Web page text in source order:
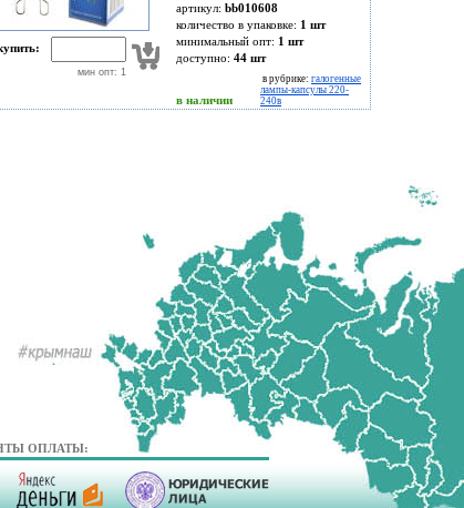
мин опт: 1
артикул: bb010608
количество в упаковке: 1 шт
минимальный опт: 1 шт
доступно: 44 шт
в наличии
в рубрике: галогенные
лампы-капсулы 220-
240в
ОПЛАТЫ: